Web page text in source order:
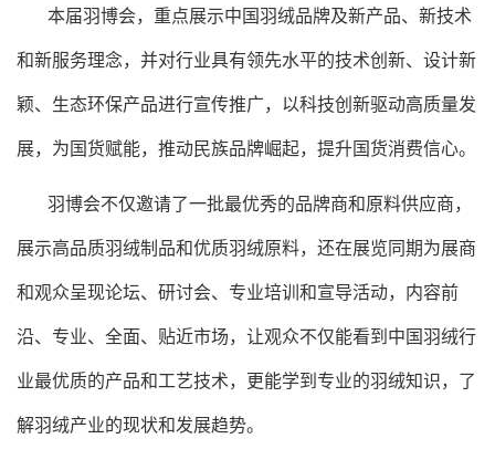
本届羽博会，重点展示中国羽绒品牌及新产品、新技术
和新服务理念，并对行业具有领先水平的技术创新、设计新
颖、生态环保产品进行宣传推广，以科技创新驱动高质量发
展，为国货赋能，推动民族品牌崛起，提升国货消费信心。
羽博会不仅邀请了一批最优秀的品牌商和原料供应商，
展示高品质羽绒制品和优质羽绒原料，还在展览同期为展商
和观众呈现论坛、研讨会、专业培训和宣导活动，内容前
沿、专业、全面、贴近市场，让观众不仅能看到中国羽绒行
业最优质的产品和工艺技术，更能学到专业的羽绒知识，了
解羽绒产业的现状和发展趋势。